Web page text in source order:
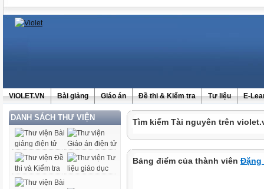
ViOLET.VN Bài giảng Giáo án Đề thi & Kiểm tra Tư liệu E-
DANH SÁCH THƯ VIỆN Tìm kiếm Tài nguyên trên
Bảng điểm của thành viên Đặng